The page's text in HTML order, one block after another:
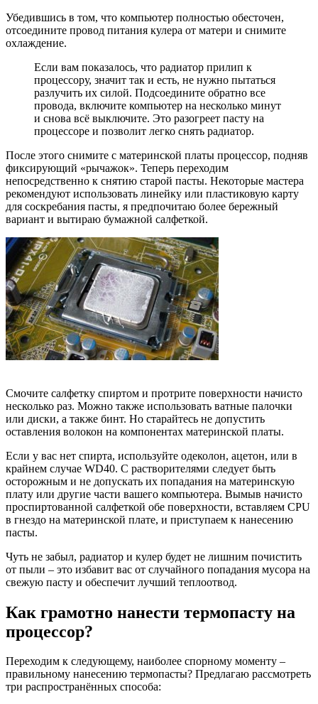
Убедившись в том, что компьютер полностью обесточен,
отсоедините провод питания кулера от матери и снимите
охлаждение.
Если вам показалось, что радиатор прилип к
процессору, значит так и есть, не нужно пытаться
разлучить их силой. Подсоедините обратно все
провода, включите компьютер на несколько минут
и снова всё выключите. Это разогреет пасту на
процессоре и позволит легко снять радиатор.
После этого снимите с материнской платы процессор, подняв
фиксирующий «рычажок». Теперь переходим
непосредственно к снятию старой пасты. Некоторые мастера
рекомендуют использовать линейку или пластиковую карту
для соскребания пасты, я предпочитаю более бережный
вариант и вытираю бумажной салфеткой.
Смочите салфетку спиртом и протрите поверхности начисто
несколько раз. Можно также использовать ватные палочки
или диски, а также бинт. Но старайтесь не допустить
оставления волокон на компонентах материнской платы.
Если у вас нет спирта, используйте одеколон, ацетон, или в
крайнем случае WD40. С растворителями следует быть
осторожным и не допускать их попадания на материнскую
плату или другие части вашего компьютера. Вымыв начисто
проспиртованной салфеткой обе поверхности, вставляем CPU
в гнездо на материнской плате, и приступаем к нанесению
пасты.
Чуть не забыл, радиатор и кулер будет не лишним почистить
от пыли – это избавит вас от случайного попадания мусора на
свежую пасту и обеспечит лучший теплоотвод.
Как грамотно нанести термопасту на
процессор?
Переходим к следующему, наиболее спорному моменту –
правильному нанесению термопасты? Предлагаю рассмотреть
три распространённых способа: